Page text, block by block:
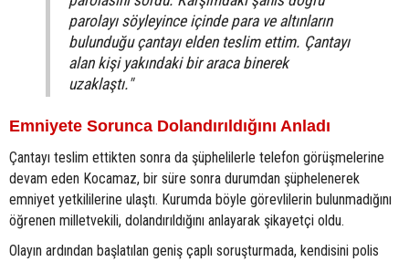
parolayı söyleyince içinde para ve altınların
bulunduğu çantayı elden teslim ettim. Çantayı
alan kişi yakındaki bir araca binerek
uzaklaştı."
Emniyete Sorunca Dolandırıldığını Anladı
Çantayı teslim ettikten sonra da şüphelilerle telefon görüşmelerine
devam eden Kocamaz, bir süre sonra durumdan şüphelenerek
emniyet yetkililerine ulaştı. Kurumda böyle görevlilerin bulunmadığını
öğrenen milletvekili, dolandırıldığını anlayarak şikayetçi oldu.
Olayın ardından başlatılan geniş çaplı soruşturmada, kendisini polis